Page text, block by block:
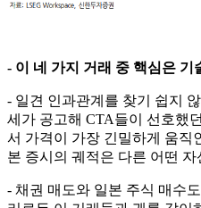
- 이 네 가지 거래 중 핵심은 기
- 일견 인과관계를 찾기 쉽지
세가 공고해 CTA들이 선호했
서 가격이 가장 긴밀하게 움
본 증시의 궤적은 다른 어떤
- 채권 매도와 일본 주식 매수